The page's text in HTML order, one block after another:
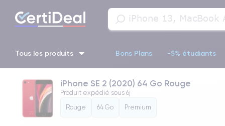
Tous les produits Bons Plans -5% étudiants
iPhone 16 iPhone 14 Pro iPhone 13 Pro iPhone 13
iPhone 11 Pro iPhone 14 pro
iPhone SE 2 (2020) 64 Go Rouge
Produit expédié sous 6j
Rouge
64 Go Premium